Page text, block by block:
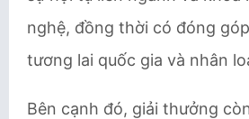
nghệ, đồng thời có đóng
tương lai quốc gia và nhân
Bên cạnh đó, giải thưởng